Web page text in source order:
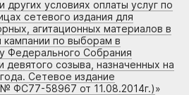
условиях оплаты услуг по
сетевого издания для
агитационных материалов в
кампании по выборам в
Федерального Собрания
созыва, назначенных на
Сетевое издание
ФС77-58967 от 11.08.2014г.)»